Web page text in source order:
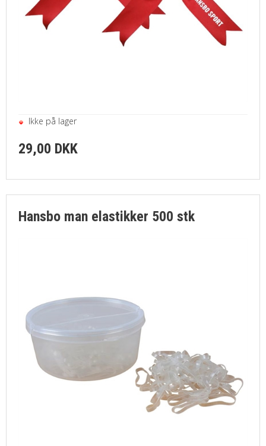
Ikke på lager
29,00 DKK
Hansbo man elastikker 500 stk